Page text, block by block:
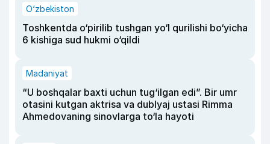
O‘zbekiston
Toshkentda o‘pirilib tushgan yo‘l qurilishi bo‘yicha
6 kishiga sud hukmi o‘qildi
Madaniyat
“U boshqalar baxti uchun tug‘ilgan edi”. Bir umr
otasini kutgan aktrisa va dublyaj ustasi Rimma
Ahmedovaning sinovlarga to‘la hayoti